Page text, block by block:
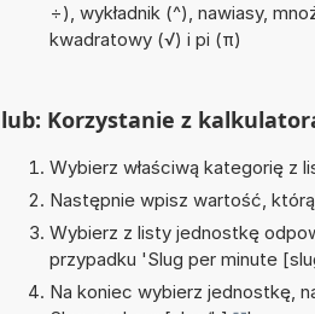
÷), wykładnik (^), nawiasy,
kwadratowy (√) i pi (π)
lub: Korzystanie z
Wybierz właściwą kategorię z
Następnie wpisz wartość,
Wybierz z listy jednostkę
przypadku 'Slug per minute
Na koniec wybierz jednostkę,